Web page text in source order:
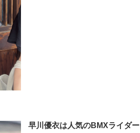
早川優衣は人気のBMXライダー